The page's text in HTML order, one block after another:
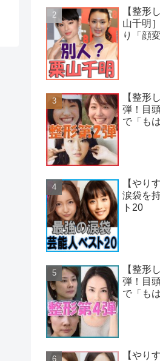
【整形
山千明
り「顔
【整形
弾！目
で「も
【やり
涙袋を
ト20
【整形
弾！目
で「も
【やり